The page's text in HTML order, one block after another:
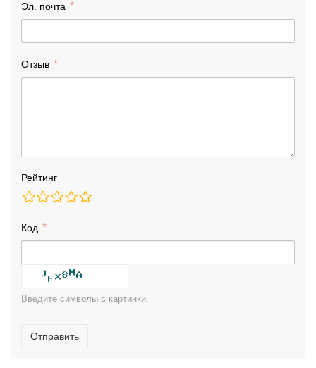
Эл. почта
Отзыв
Рейтинг
Код
Введите символы с картинки.
Отправить